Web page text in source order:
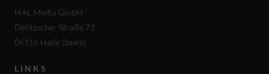
HAL Media GmbH
Delitzscher Straße 73
06116 Halle (Saale)
LINKS